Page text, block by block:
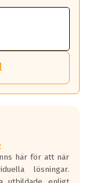
fälgarna till din
med
(17mm hylsa
kan vi matcha
100%
du som förare
om lufttryck
däck håller rätt
varnar TPMS dig
koll på lufttrycket i
med TPMS
här för att när
lösningar.